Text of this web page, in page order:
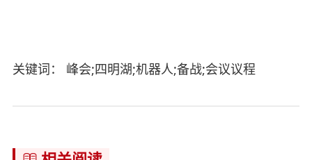
关键词： 峰会;四明湖;机器人;备战;会议议程